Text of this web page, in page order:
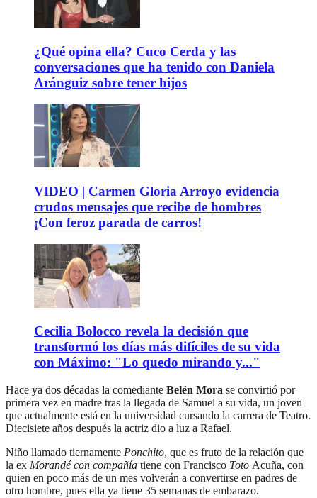
¿Qué opina ella? Cuco Cerda y las
conversaciones que ha tenido con Daniela
Aránguiz sobre tener hijos
VIDEO | Carmen Gloria Arroyo evidencia
crudos mensajes que recibe de hombres
¡Con feroz parada de carros!
Cecilia Bolocco revela la decisión que
transformó los días más difíciles de su vida
con Máximo: "Lo quedo mirando y..."
Hace ya dos décadas la comediante Belén Mora se convirtió por
primera vez en madre tras la llegada de Samuel a su vida, un joven
que actualmente está en la universidad cursando la carrera de Teatro.
Diecisiete años después la actriz dio a luz a Rafael.
Niño llamado tiernamente Ponchito, que es fruto de la relación que
la ex Morandé con compañía tiene con Francisco Toto Acuña, con
quien en poco más de un mes volverán a convertirse en padres de
otro hombre, pues ella ya tiene 35 semanas de embarazo.